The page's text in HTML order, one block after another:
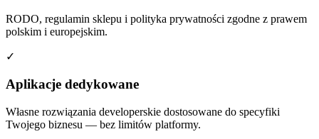
RODO, regulamin sklepu i polityka prywatności zgodne z prawem
polskim i europejskim.
✓
Aplikacje dedykowane
Własne rozwiązania developerskie dostosowane do specyfiki
Twojego biznesu — bez limitów platformy.